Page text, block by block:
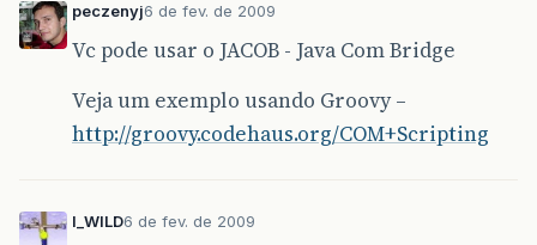
peczenyj6 de fev. de 2009
Vc pode usar o JACOB - Java Com Bridge
Veja um exemplo usando Groovy –
http://groovy.codehaus.org/COM+Scripting
I_WILD6 de fev. de 2009